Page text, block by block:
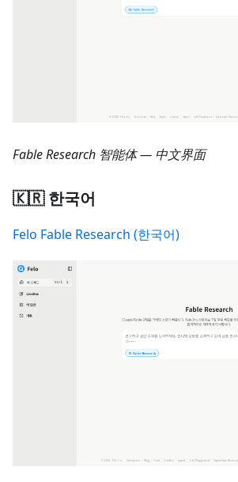
Fable Research 智能体 — 中文界面
🇰🇷 한국어
Felo Fable Research (한국어)